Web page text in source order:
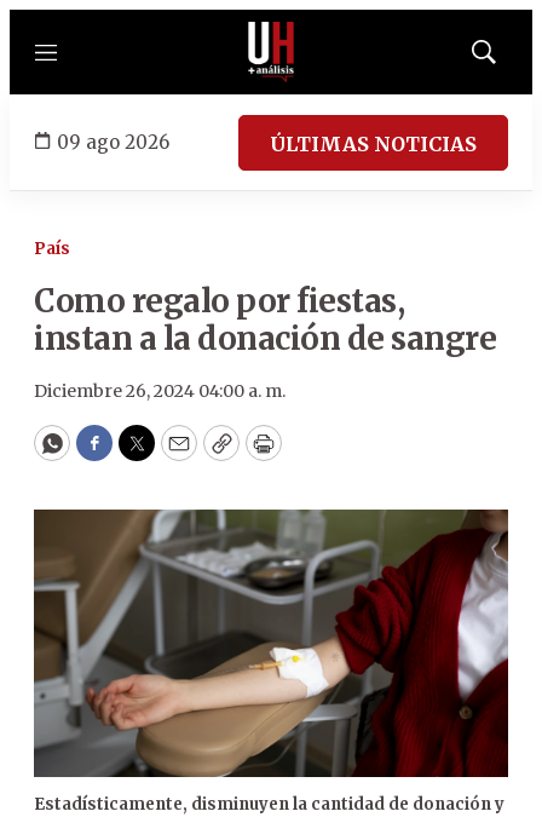
Menú
Mostrar
09 ago 2026 ÚLTIMAS NOTICIAS
País
Como regalo por fiestas,
instan a la donación de sangre
Diciembre 26, 2024 04:00 a. m.
WhatsApp
Facebook
Twitter
EmailCopyPrint
Estadísticamente, disminuyen la cantidad de donación y